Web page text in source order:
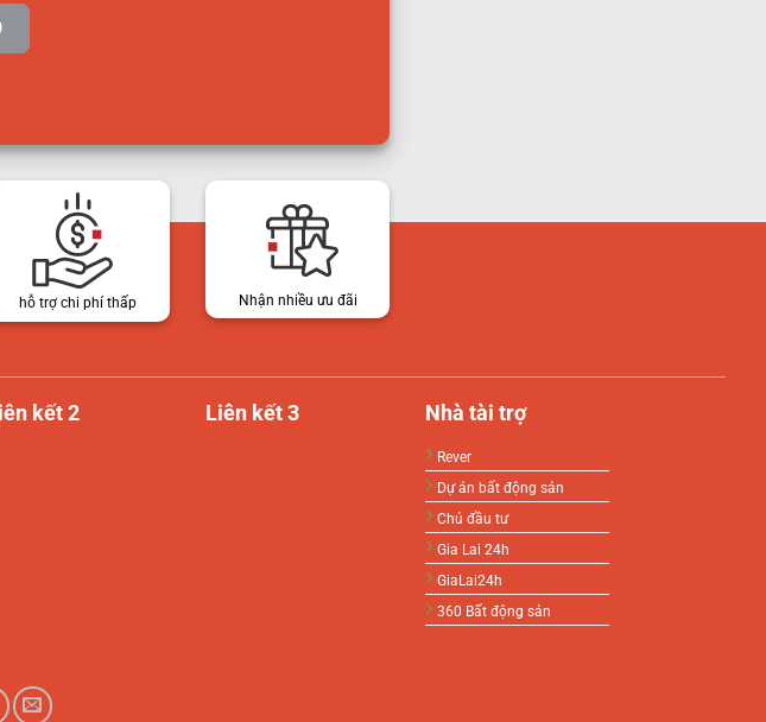
hỗ trợ chi phí thấp Nhận nhiều ưu đãi
kết 2 Liên kết 3 Nhà tài trợ
Rever
Dự án bất động sản
Chủ đầu tư
Gia Lai 24h
GiaLai24h
360 Bất động sản